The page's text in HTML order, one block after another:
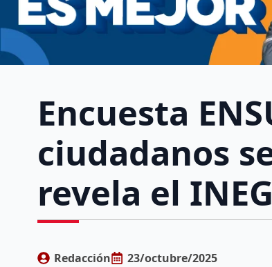
Encuesta
ciudadanos
revela el
Redacción 23/octubre/2025